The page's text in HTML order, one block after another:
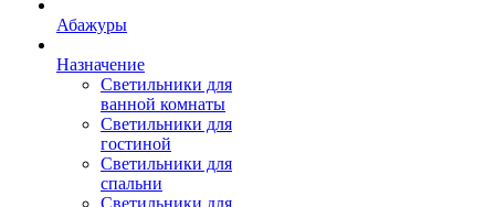
Абажуры
Назначение
Светильники для
ванной комнаты
Светильники для
гостиной
Светильники для
спальни
Светильники для